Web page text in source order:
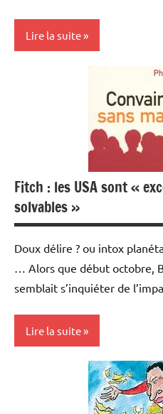
Lire la suite
Banques/Assurances
Monétaire
Fitch : les USA sont «
solvables »
Doux délire ? ou intox
… Alors que début octobre,
semblait s’inquiéter de
Lire la suite
Banques/Assurances